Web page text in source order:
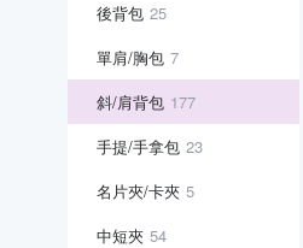
後背包 25
單肩/胸包 7
斜/肩背包 177
手提/手拿包 23
名片夾/卡夾 5
中短夾 54